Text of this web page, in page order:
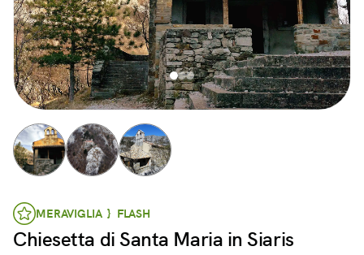
MERAVIGLIA } FLASH
Chiesetta di Santa Maria in Siaris